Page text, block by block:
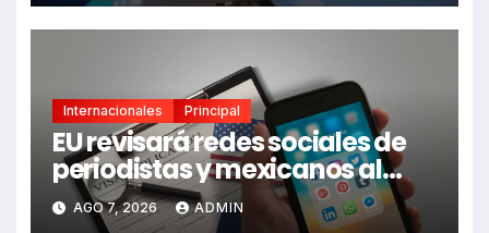
Internacionales Principal
EU revisará redes sociales de
periodistas y mexicanos al
pedir visa
AGO 7, 2026 ADMIN